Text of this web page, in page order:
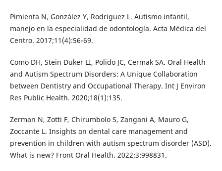
Pimienta N, González Y, Rodriguez L. Autismo infantil,
manejo en la especialidad de odontología. Acta Médica del
Centro. 2017;11(4):56-69.
Como DH, Stein Duker LI, Polido JC, Cermak SA. Oral Health
and Autism Spectrum Disorders: A Unique Collaboration
between Dentistry and Occupational Therapy. Int J Environ
Res Public Health. 2020;18(1):135.
Zerman N, Zotti F, Chirumbolo S, Zangani A, Mauro G,
Zoccante L. Insights on dental care management and
prevention in children with autism spectrum disorder (ASD).
What is new? Front Oral Health. 2022;3:998831.